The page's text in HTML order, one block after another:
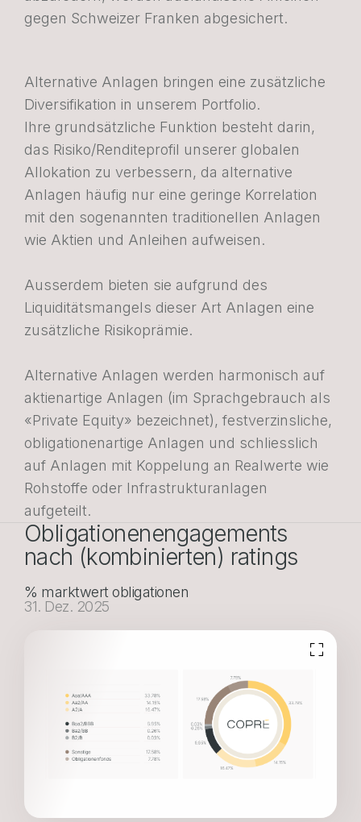
gegen Schweizer Franken abgesichert.
Alternative Anlagen bringen eine zusätzliche
Diversifikation in unserem Portfolio.
Ihre grundsätzliche Funktion besteht darin,
das Risiko/Renditeprofil unserer globalen
Allokation zu verbessern, da alternative
Anlagen häufig nur eine geringe Korrelation
mit den sogenannten traditionellen Anlagen
wie Aktien und Anleihen aufweisen.
Ausserdem bieten sie aufgrund des
Liquiditätsmangels dieser Art Anlagen eine
zusätzliche Risikoprämie.
Alternative Anlagen werden harmonisch auf
aktienartige Anlagen (im Sprachgebrauch als
«Private Equity» bezeichnet), festverzinsliche,
obligationenartige Anlagen und schliesslich
auf Anlagen mit Koppelung an Realwerte wie
Rohstoffe oder Infrastrukturanlagen
aufgeteilt.
Obligationenengagements
nach (kombinierten) ratings
% marktwert obligationen
31. Dez. 2025